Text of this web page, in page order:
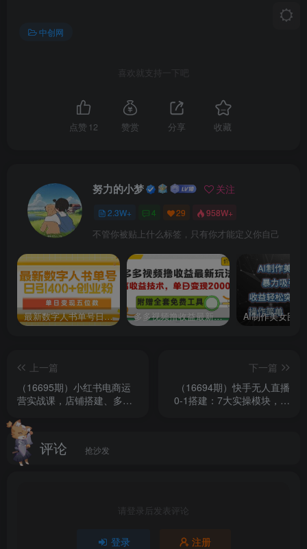
中创网
喜欢就支持一下吧
点赞 12 赞赏 分享 收藏
努力的小梦 关注
2.3W+ 4 29 958W+
不管你被贴上什么标签，只有你才能定义你自己
最新数字人书单号日400+创业粉，单日变现五位数，市面卖5980附软件和详… 多多视频撸收益最新玩法，高收益技术，单日变现2000+，附赠全套技术资料
上一篇
（16695期）小红书电商运
营实战课，店铺搭建、多平
流、多账号运营等玩法
下一篇
（16694期）快手无人直播
0-1搭建：7大实操模块，教
评论 抢沙发
请登录后发表评论
登录 注册